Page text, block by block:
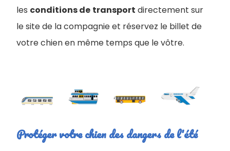
les conditions de transport directement sur
le site de la compagnie et réservez le billet de
votre chien en même temps que le vôtre.
Protéger votre chien des dangers de l'été